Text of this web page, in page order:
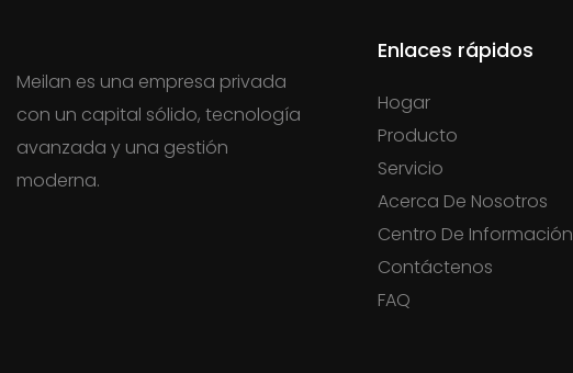
Meilan es una empresa privada
con un capital sólido, tecnología
avanzada y una gestión
moderna.
Enlaces rápidos
Hogar
Producto
Servicio
Acerca De Nosotros
Centro De Información
Contáctenos
FAQ